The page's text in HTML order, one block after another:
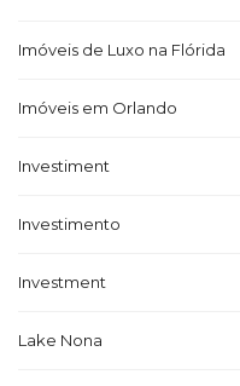
Imóveis de Luxo na Flórida
Imóveis em Orlando
Investiment
Investimento
Investment
Lake Nona